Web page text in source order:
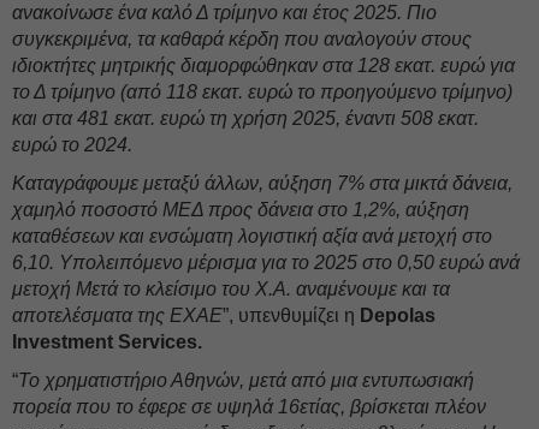
ανακοίνωσε ένα καλό Δ τρίμηνο και έτος 2025. Πιο
συγκεκριμένα, τα καθαρά κέρδη που αναλογούν στους
ιδιοκτήτες μητρικής διαμορφώθηκαν στα 128 εκατ. ευρώ για
το Δ τρίμηνο (από 118 εκατ. ευρώ το προηγούμενο τρίμηνο)
και στα 481 εκατ. ευρώ τη χρήση 2025, έναντι 508 εκατ.
ευρώ το 2024.
Καταγράφουμε μεταξύ άλλων, αύξηση 7% στα μικτά δάνεια,
χαμηλό ποσοστό ΜΕΔ προς δάνεια στο 1,2%, αύξηση
καταθέσεων και ενσώματη λογιστική αξία ανά μετοχή στο
6,10. Υπολειπόμενο μέρισμα για το 2025 στο 0,50 ευρώ ανά
μετοχή Μετά το κλείσιμο του Χ.Α. αναμένουμε και τα
αποτελέσματα της ΕΧΑΕ”, υπενθυμίζει η Depolas
Investment Services.
“Το χρηματιστήριο Αθηνών, μετά από μια εντυπωσιακή
πορεία που το έφερε σε υψηλά 16ετίας, βρίσκεται πλέον